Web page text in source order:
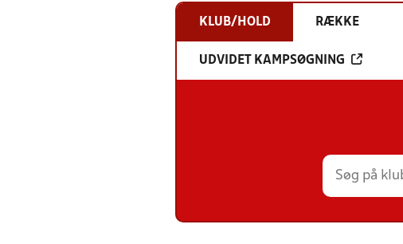
KLUB/HOLD RÆKKE
UDVIDET KAMPSØGNING